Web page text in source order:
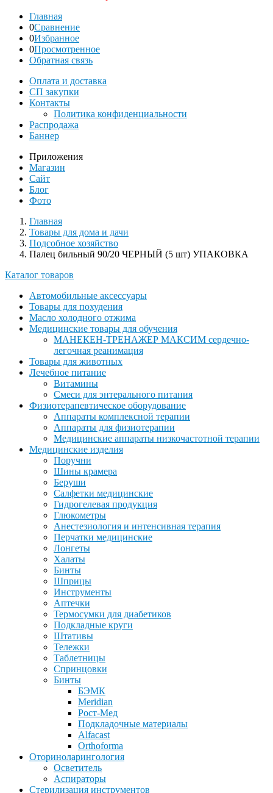
Главная
0Сравнение
0Избранное
0Просмотренное
Обратная связь
Оплата и доставка
СП закупки
Контакты
Политика конфиденциальности
Распродажа
Баннер
Приложения
Магазин
Сайт
Блог
Фото
Главная
Товары для дома и дачи
Подсобное хозяйство
Палец бильный 90/20 ЧЕРНЫЙ (5 шт) УПАКОВКА
Каталог товаров
Автомобильные аксессуары
Товары для похудения
Масло холодного отжима
Медицинские товары для обучения
МАНЕКЕН-ТРЕНАЖЕР МАКСИМ сердечно-
легочная реанимация
Товары для животных
Лечебное питание
Витамины
Смеси для энтерального питания
Физиотерапевтическое оборудование
Аппараты комплексной терапии
Аппараты для физиотерапии
Медицинские аппараты низкочастотной терапии
Медицинские изделия
Поручни
Шины крамера
Беруши
Салфетки медицинские
Гидрогелевая продукция
Глюкометры
Анестезиология и интенсивная терапия
Перчатки медицинские
Лонгеты
Халаты
Бинты
Шприцы
Инструменты
Аптечки
Термосумки для диабетиков
Подкладные круги
Штативы
Тележки
Таблетницы
Спринцовки
Бинты
БЭМК
Meridian
Рост-Мед
Подкладочные материалы
Alfacast
Orthoforma
Оториноларингология
Осветитель
Аспираторы
Стерилизация инструментов